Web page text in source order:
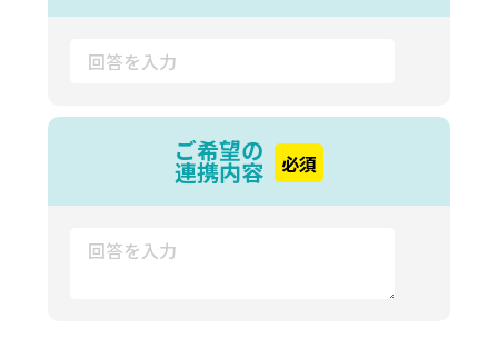
ご希望の
連携内容 必須